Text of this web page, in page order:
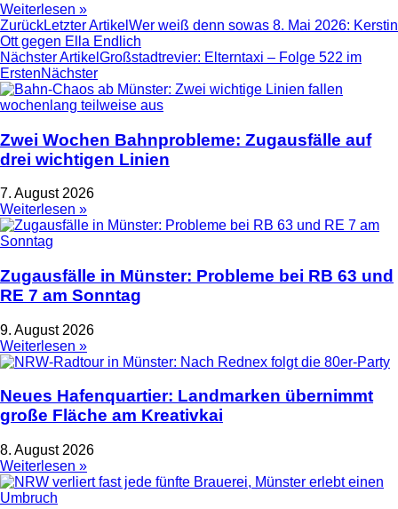
Weiterlesen »
ZurückLetzter Artikel Wer weiß denn sowas 8. Mai 2026: Kerstin
Ott gegen Ella Endlich
Nächster Artikel Großstadtrevier: Elterntaxi – Folge 522 im
ErstenNächster
Zwei Wochen Bahnprobleme: Zugausfälle auf
drei wichtigen Linien
7. August 2026
Weiterlesen »
Zugausfälle in Münster: Probleme bei RB 63 und
RE 7 am Sonntag
9. August 2026
Weiterlesen »
Neues Hafenquartier: Landmarken übernimmt
große Fläche am Kreativkai
8. August 2026
Weiterlesen »